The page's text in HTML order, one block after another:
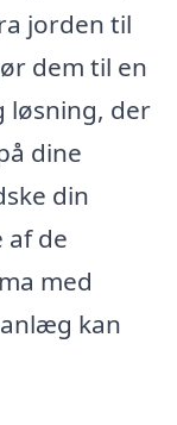
jorden til
dem til en
løsning, der
dine
din
af de
med
kan